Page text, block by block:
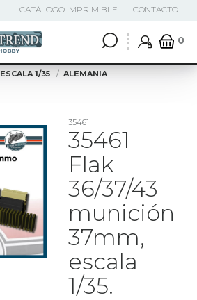
0
CATÁLOGO IMPRIMIBLE CONTACTO
ESCALA 1/35 ALEMANIA
35461
35461
Flak
36/37/43
munición
37mm,
escala
1/35.